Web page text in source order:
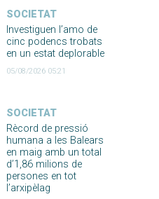
SOCIETAT
Investiguen l’amo de
cinc podencs trobats
en un estat deplorable
05/08/2026 05:21
SOCIETAT
Rècord de pressió
humana a les Balears
en maig amb un total
d’1,86 milions de
persones en tot
l’arxipèlag